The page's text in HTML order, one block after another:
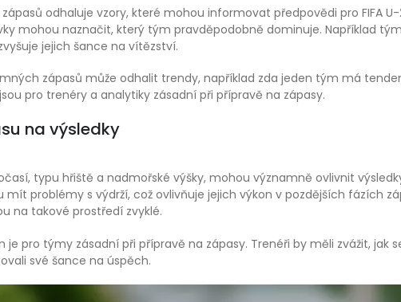
odhaluje vzory, které mohou informovat předpovědi pro FIFA
mohou naznačit, který tým pravděpodobně dominuje. Například
jejich šance na vítězství.
zápasů může odhalit trendy, například zda jeden tým má
pro trenéry a analytiky zásadní při přípravě na zápasy.
na výsledky
typu hřiště a nadmořské výšky, mohou významně ovlivnit
problémy s výdrží, což ovlivňuje jejich výkon v pozdějších fázích
na takové prostředí zvyklé.
pro týmy zásadní při přípravě na zápasy. Trenéři by měli zvážit, jak
své šance na úspěch.